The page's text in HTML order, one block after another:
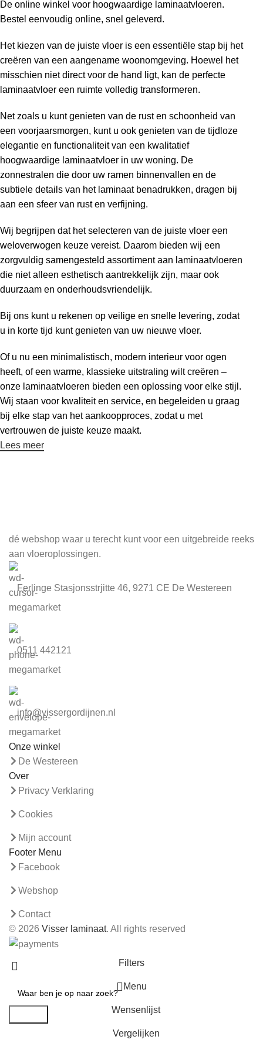
De online winkel voor hoogwaardige laminaatvloeren.
Bestel eenvoudig online, snel geleverd.
Het kiezen van de juiste vloer is een essentiële stap bij het
creëren van een aangename woonomgeving. Hoewel het
misschien niet direct voor de hand ligt, kan de perfecte
laminaatvloer een ruimte volledig transformeren.
Net zoals u kunt genieten van de rust en schoonheid van
een voorjaarsmorgen, kunt u ook genieten van de tijdloze
elegantie en functionaliteit van een kwalitatief
hoogwaardige laminaatvloer in uw woning. De
zonnestralen die door uw ramen binnenvallen en de
subtiele details van het laminaat benadrukken, dragen bij
aan een sfeer van rust en verfijning.
Wij begrijpen dat het selecteren van de juiste vloer een
weloverwogen keuze vereist. Daarom bieden wij een
zorgvuldig samengesteld assortiment aan laminaatvloeren
die niet alleen esthetisch aantrekkelijk zijn, maar ook
duurzaam en onderhoudsvriendelijk.
Bij ons kunt u rekenen op veilige en snelle levering, zodat
u in korte tijd kunt genieten van uw nieuwe vloer.
Of u nu een minimalistisch, modern interieur voor ogen
heeft, of een warme, klassieke uitstraling wilt creëren –
onze laminaatvloeren bieden een oplossing voor elke stijl.
Wij staan voor kwaliteit en service, en begeleiden u graag
bij elke stap van het aankoopproces, zodat u met
vertrouwen de juiste keuze maakt.
Lees meer
dé webshop waar u terecht kunt voor een uitgebreide reeks
aan vloeroplossingen.
Ferlinge Stasjonsstrjitte 46, 9271 CE De Westereen
0511 442121
info@vissergordijnen.nl
Onze winkel
De Westereen
Over
Privacy Verklaring
Cookies
Mijn account
Footer Menu
Facebook
Webshop
Contact
© 2026 Visser laminaat. All rights reserved
Filters
Menu
Wensenlijst
Vergelijken